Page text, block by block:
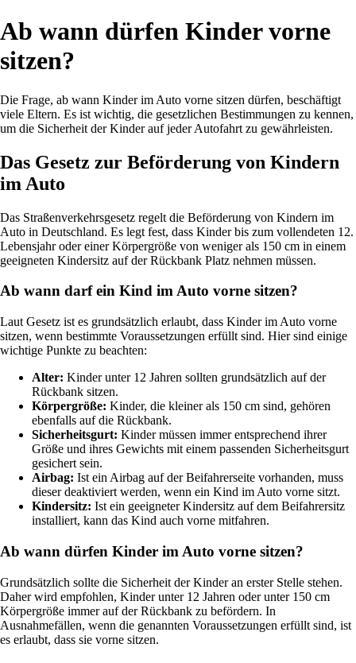
Ab wann dürfen Kinder vorne
sitzen?
Die Frage, ab wann Kinder im Auto vorne sitzen dürfen, beschäftigt
viele Eltern. Es ist wichtig, die gesetzlichen Bestimmungen zu kennen,
um die Sicherheit der Kinder auf jeder Autofahrt zu gewährleisten.
Das Gesetz zur Beförderung von Kindern
im Auto
Das Straßenverkehrsgesetz regelt die Beförderung von Kindern im
Auto in Deutschland. Es legt fest, dass Kinder bis zum vollendeten 12.
Lebensjahr oder einer Körpergröße von weniger als 150 cm in einem
geeigneten Kindersitz auf der Rückbank Platz nehmen müssen.
Ab wann darf ein Kind im Auto vorne sitzen?
Laut Gesetz ist es grundsätzlich erlaubt, dass Kinder im Auto vorne
sitzen, wenn bestimmte Voraussetzungen erfüllt sind. Hier sind einige
wichtige Punkte zu beachten:
Alter: Kinder unter 12 Jahren sollten grundsätzlich auf der
Rückbank sitzen.
Körpergröße: Kinder, die kleiner als 150 cm sind, gehören
ebenfalls auf die Rückbank.
Sicherheitsgurt: Kinder müssen immer entsprechend ihrer
Größe und ihres Gewichts mit einem passenden Sicherheitsgurt
gesichert sein.
Airbag: Ist ein Airbag auf der Beifahrerseite vorhanden, muss
dieser deaktiviert werden, wenn ein Kind im Auto vorne sitzt.
Kindersitz: Ist ein geeigneter Kindersitz auf dem Beifahrersitz
installiert, kann das Kind auch vorne mitfahren.
Ab wann dürfen Kinder im Auto vorne sitzen?
Grundsätzlich sollte die Sicherheit der Kinder an erster Stelle stehen.
Daher wird empfohlen, Kinder unter 12 Jahren oder unter 150 cm
Körpergröße immer auf der Rückbank zu befördern. In
Ausnahmefällen, wenn die genannten Voraussetzungen erfüllt sind, ist
es erlaubt, dass sie vorne sitzen.